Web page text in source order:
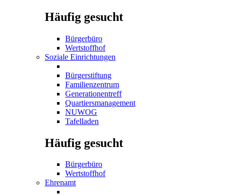
Häufig gesucht
Bürgerbüro
Wertstoffhof
Soziale Einrichtungen
Bürgerstiftung
Familienzentrum
Generationentreff
Quartiersmanagement
NUWOG
Tafelladen
Häufig gesucht
Bürgerbüro
Wertstoffhof
Ehrenamt